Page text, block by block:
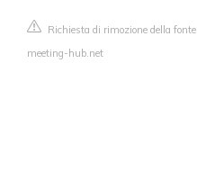
Richiesta di rimozione della fonte
meeting-hub.net